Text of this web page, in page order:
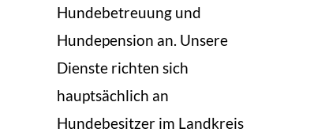
Hundebetreuung und
Hundepension an. Unsere
Dienste richten sich
hauptsächlich an
Hundebesitzer im Landkreis